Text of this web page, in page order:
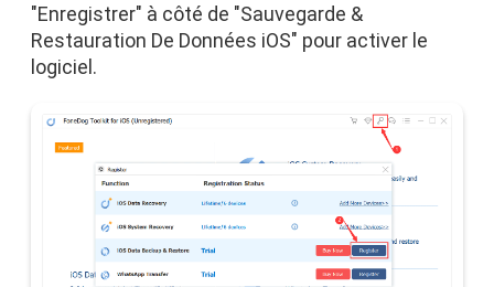
"Enregistrer" à côté de "Sauvegarde &
Restauration De Données iOS" pour activer le
logiciel.